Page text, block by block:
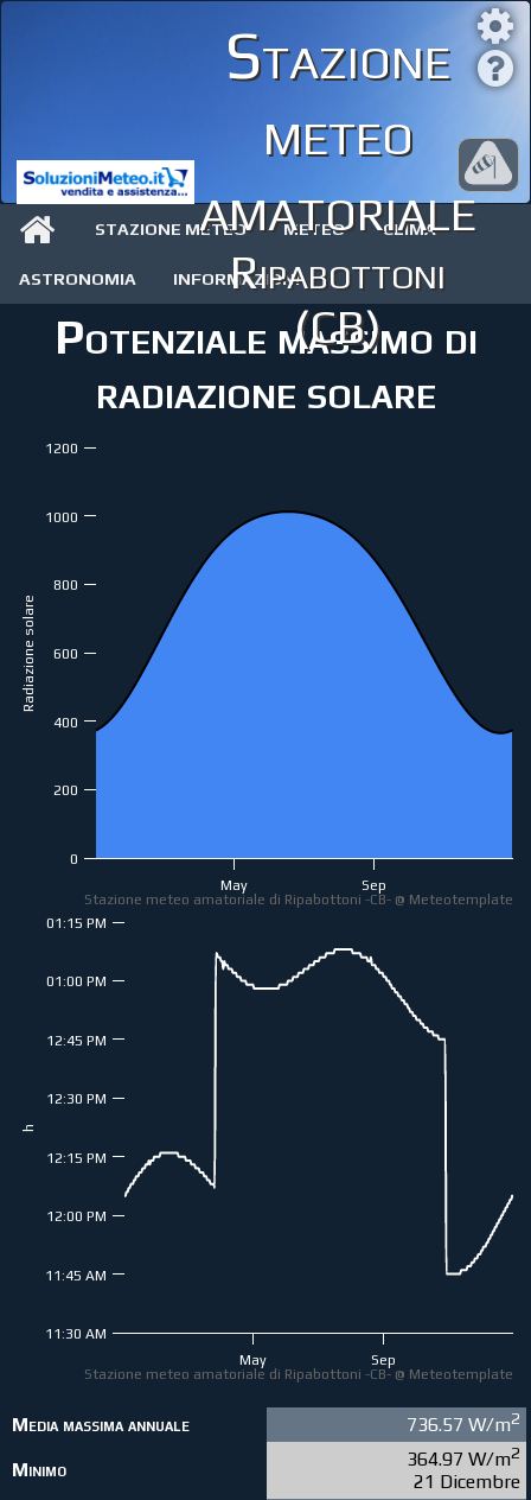
Stazione
meteo
amatoriale
Ripabottoni
(CB)
STAZIONE METEO METEO CLIMA
ASTRONOMIA INFORMAZIONI
Potenziale massimo di
radiazione solare
Radiazione solare
May Sep
0
200
400
600
800
1000
1200
Stazione meteo amatoriale di Ripabottoni -CB- @ Meteotemplate
h
May Sep
11:30 AM
11:45 AM
12:00 PM
12:15 PM
12:30 PM
12:45 PM
01:00 PM
01:15 PM
Stazione meteo amatoriale di Ripabottoni -CB- @ Meteotemplate
Media massima annuale 736.57 W/m2
Minimo 364.97 W/m2
21 Dicembre